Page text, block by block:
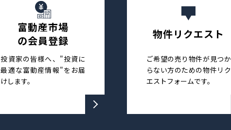
富動産市場
の会員登録
投資家の皆様へ、"投資に
最適な富動産情報"をお届
けします。
物件リクエスト
ご希望の売り物件が見つか
らない方のための物件リク
エストフォームです。